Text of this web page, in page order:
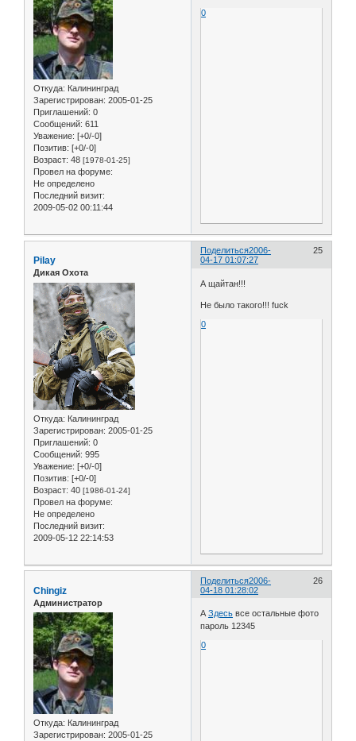
Откуда: Калининград
Зарегистрирован: 2005-01-25
Приглашений: 0
Сообщений: 611
Уважение: [+0/-0]
Позитив: [+0/-0]
Возраст: 48 [1978-01-25]
Провел на форуме:
Не определено
Последний визит:
2009-05-02 00:11:44
0
Поделиться 25
2006-
04-17 01:07:27
Pilay
Дикая Охота
Откуда: Калининград
Зарегистрирован: 2005-01-25
Приглашений: 0
Сообщений: 995
Уважение: [+0/-0]
Позитив: [+0/-0]
Возраст: 40 [1986-01-24]
Провел на форуме:
Не определено
Последний визит:
2009-05-12 22:14:53
А щайтан!!!
Не было такого!!! fuck
0
Поделиться 26
2006-
04-18 01:28:02
Chingiz
Администратор
Откуда: Калининград
Зарегистрирован: 2005-01-25
АЗдесь все остальные фото
пароль 12345
0